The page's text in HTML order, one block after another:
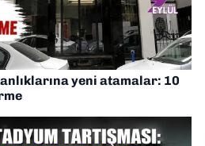
yeni atamalar: 10